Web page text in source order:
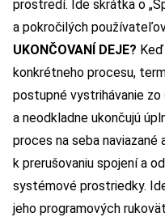
prostredí. Ide skrátka o
a pokročilých
UKONČOVANÍ DEJE?
konkrétneho procesu,
postupné vystrihávanie zo
a neodkladne ukončujú
proces na seba
k prerušovaniu spojení a
systémové prostriedky.
jeho programových